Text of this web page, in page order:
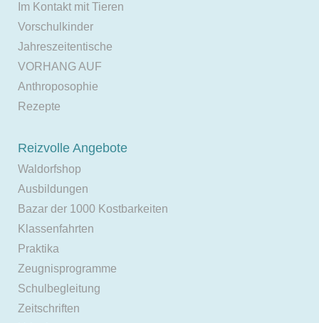
Im Kontakt mit Tieren
Vorschulkinder
Jahreszeitentische
VORHANG AUF
Anthroposophie
Rezepte
Reizvolle Angebote
Waldorfshop
Ausbildungen
Bazar der 1000 Kostbarkeiten
Klassenfahrten
Praktika
Zeugnisprogramme
Schulbegleitung
Zeitschriften